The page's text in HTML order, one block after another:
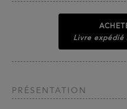
Livre expédié
PRÉSENTATION